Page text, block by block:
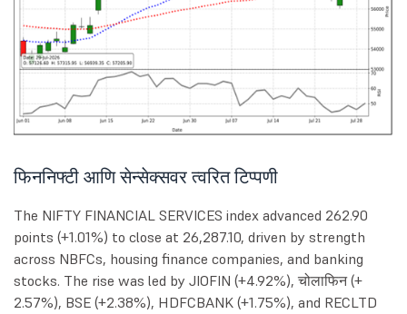
फिननिफ्टी आणि सेन्सेक्सवर त्वरित टिप्पणी
The NIFTY FINANCIAL SERVICES index advanced 262.90
points (+1.01%) to close at 26,287.10, driven by strength
across NBFCs, housing finance companies, and banking
stocks. The rise was led by JIOFIN (+4.92%), चोलाफिन (+
2.57%), BSE (+2.38%), HDFCBANK (+1.75%), and RECLTD